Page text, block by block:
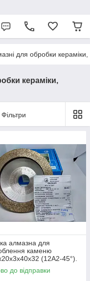
для обробки
кераміки,
Фільтри
алмазна для
каменю
(12А2-45°).
500/400
до відправки